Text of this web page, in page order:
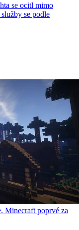
se ocitl mimo
se podle
Minecraft poprvé za